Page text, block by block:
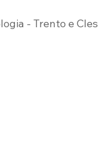
- Trento e Cles